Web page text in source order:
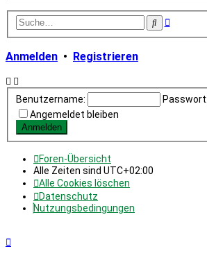
Suche
Anmelden • Registrieren
Benutzername:
Passwort:
Angemeldet bleiben
Foren-Übersicht
Alle Zeiten sind UTC+02:00
Alle Cookies löschen
Datenschutz
Nutzungsbedingungen